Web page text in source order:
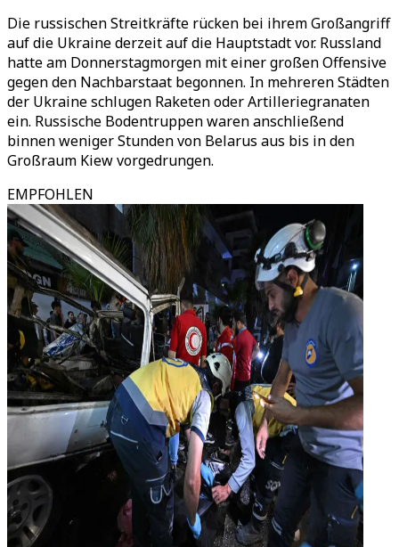
Die russischen Streitkräfte rücken bei ihrem Großangriff
auf die Ukraine derzeit auf die Hauptstadt vor. Russland
hatte am Donnerstagmorgen mit einer großen Offensive
gegen den Nachbarstaat begonnen. In mehreren Städten
der Ukraine schlugen Raketen oder Artilleriegranaten
ein. Russische Bodentruppen waren anschließend
binnen weniger Stunden von Belarus aus bis in den
Großraum Kiew vorgedrungen.
EMPFOHLEN